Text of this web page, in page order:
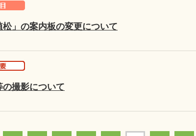
」の案内板の変更について
撮影について